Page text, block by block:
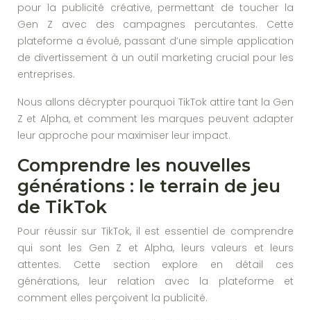
pour la publicité créative, permettant de toucher la
Gen Z avec des campagnes percutantes. Cette
plateforme a évolué, passant d’une simple application
de divertissement à un outil marketing crucial pour les
entreprises.
Nous allons décrypter pourquoi TikTok attire tant la Gen
Z et Alpha, et comment les marques peuvent adapter
leur approche pour maximiser leur impact.
Comprendre les nouvelles
générations : le terrain de jeu
de TikTok
Pour réussir sur TikTok, il est essentiel de comprendre
qui sont les Gen Z et Alpha, leurs valeurs et leurs
attentes. Cette section explore en détail ces
générations, leur relation avec la plateforme et
comment elles perçoivent la publicité.